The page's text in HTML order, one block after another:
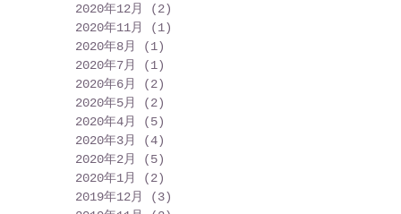
2020年12月
(2)
2020年11月
(1)
2020年8月
(1)
2020年7月
(1)
2020年6月
(2)
2020年5月
(2)
2020年4月
(5)
2020年3月
(4)
2020年2月
(5)
2020年1月
(2)
2019年12月
(3)